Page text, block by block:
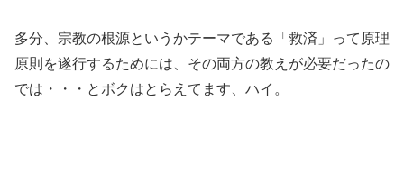
多分、宗教の根源というかテーマである「救済」って原理
原則を遂行するためには、その両方の教えが必要だったの
では・・・とボクはとらえてます、ハイ。